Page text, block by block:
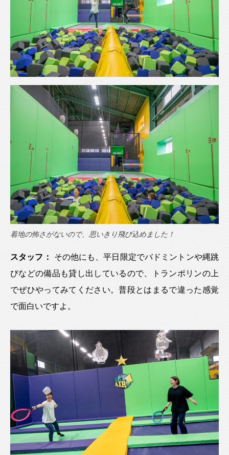
着地の怖さがないので、思いきり飛び込めました！
スタッフ：
その他にも、平日限定でバドミントンや縄跳
びなどの備品も貸し出しているので、トランポリンの上
でぜひやってみてください。普段とはまるで違った感覚
で面白いですよ。